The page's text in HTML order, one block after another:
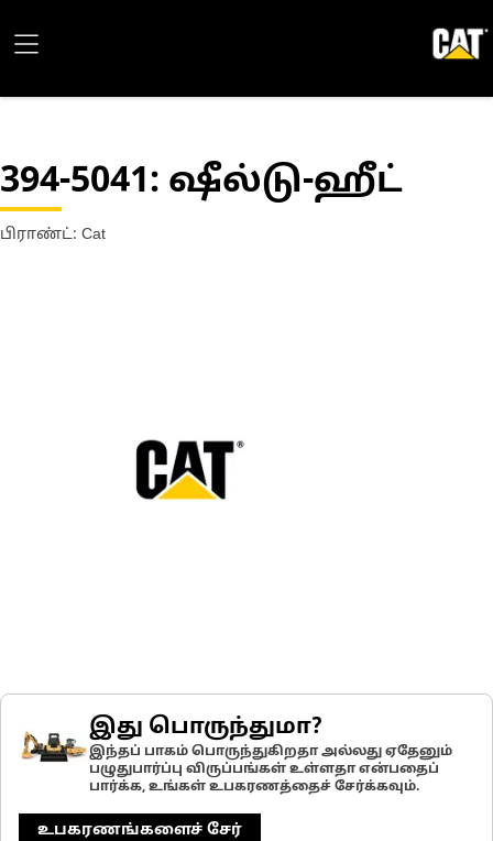
394-5041: ஷீல்டு-ஹீட்
பிராண்ட்: Cat
இது பொருந்துமா?
இந்தப் பாகம் பொருந்துகிறதா அல்லது ஏதேனும்
பழுதுபார்ப்பு விருப்பங்கள் உள்ளதா என்பதைப்
பார்க்க, உங்கள் உபகரணத்தைச் சேர்க்கவும்.
உபகரணங்களைச் சேர்